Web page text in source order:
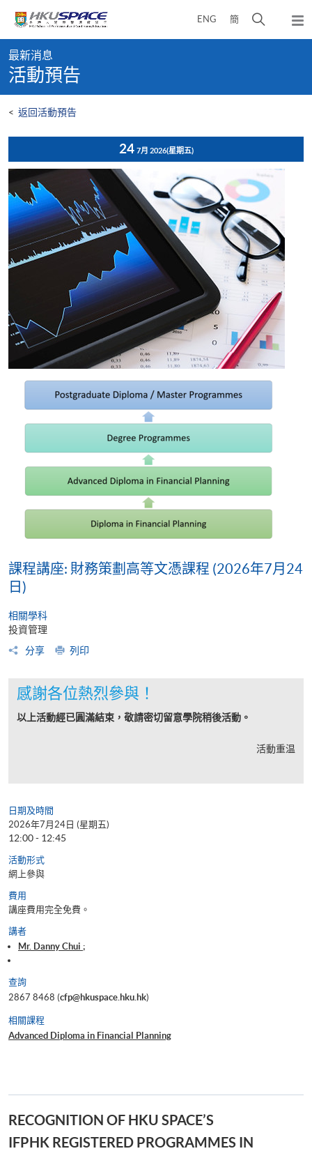
content
ENG 簡
開
彈
出
content
start
最新消息
活動預告
< 返回活動預告
24 7月 2026(星期五)
課程講座: 財務策劃高等文憑課程 (2026年7月24
日)
相關學科
投資管理
分享
列印
感謝各位熱烈參與！
以上活動經已圓滿結束，敬請密切留意學院稍後活動。
活動重温
日期及時間
2026年7月24日 (星期五)
12:00 - 12:45
活動形式
網上參與
費用
講座費用完全免費。
講者
Mr. Danny Chui ;
查詢
2867 8468 (cfp@hkuspace.hku.hk)
相關課程
Advanced Diploma in Financial Planning
RECOGNITION OF HKU SPACE’S
IFPHK REGISTERED PROGRAMMES IN